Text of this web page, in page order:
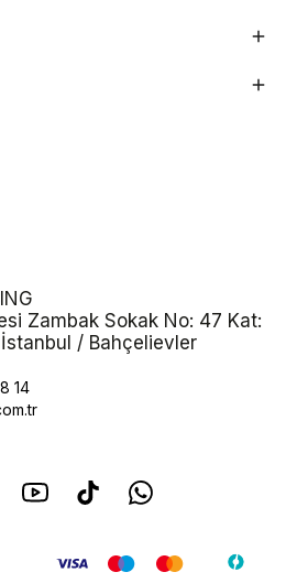
Zambak Sokak No: 47 Kat:
/ Bahçelievler
14